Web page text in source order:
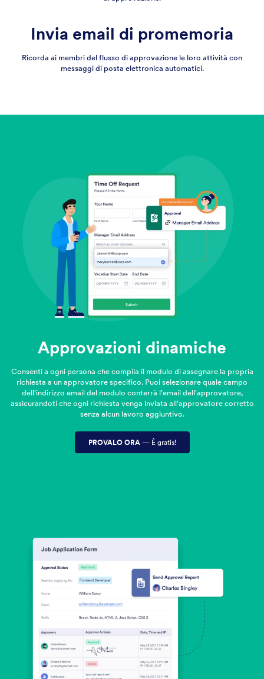
Invia email di promemoria
Ricorda ai membri del flusso di approvazione le loro attività con
messaggi di posta elettronica automatici.
Approvazioni dinamiche
Consenti a ogni persona che compila il modulo di assegnare la propria
richiesta a un approvatore specifico. Puoi selezionare quale campo
dell'indirizzo email del modulo conterrà l'email dell'approvatore,
assicurandoti che ogni richiesta venga inviata all'approvatore corretto
senza alcun lavoro aggiuntivo.
PROVALO ORA — È gratis!